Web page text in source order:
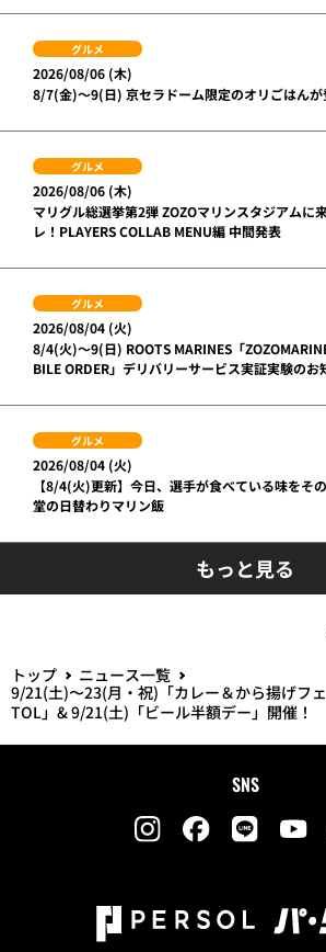
グルメ
2026/08/06 (木)
8/7(金)～9(日) 京セラドーム限定のオリごはんが
グルメ
2026/08/06 (木)
マリグル総選挙第2弾 ZOZOマリンスタジアムに
レ！PLAYERS COLLAB MENU編 中間発表
グルメ
2026/08/04 (火)
8/4(火)～9(日) ROOTS MARINES「
BILE ORDER」デリバリーサービス実証実験のお
グルメ
2026/08/04 (火)
【8/4(火)更新】今日、選手が食べている味をそ
堂の日替わりマリン飯
もっと見る
トップ
ニュース一覧
9/21(土)〜23(月・祝)「カレー＆から揚げフ
TOL」& 9/21(土)「ビール半額デー」開催！
SNS